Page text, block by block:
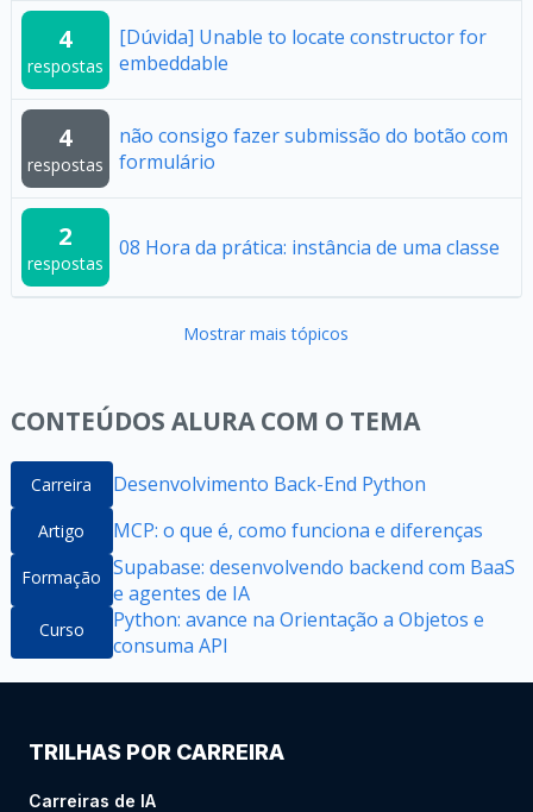
4
respostas
[Dúvida] Unable to locate constructor for
embeddable
4
respostas
não consigo fazer submissão do botão com
formulário
2
respostas
08 Hora da prática: instância de uma classe
Mostrar mais tópicos
CONTEÚDOS ALURA COM O TEMA
Carreira Desenvolvimento Back-End Python
Artigo MCP: o que é, como funciona e diferenças
Formação Supabase: desenvolvendo backend com BaaS
e agentes de IA
Curso
Python: avance na Orientação a Objetos e
consuma API
TRILHAS POR CARREIRA
Carreiras de IA